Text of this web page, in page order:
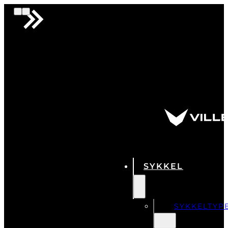
SYKKEL